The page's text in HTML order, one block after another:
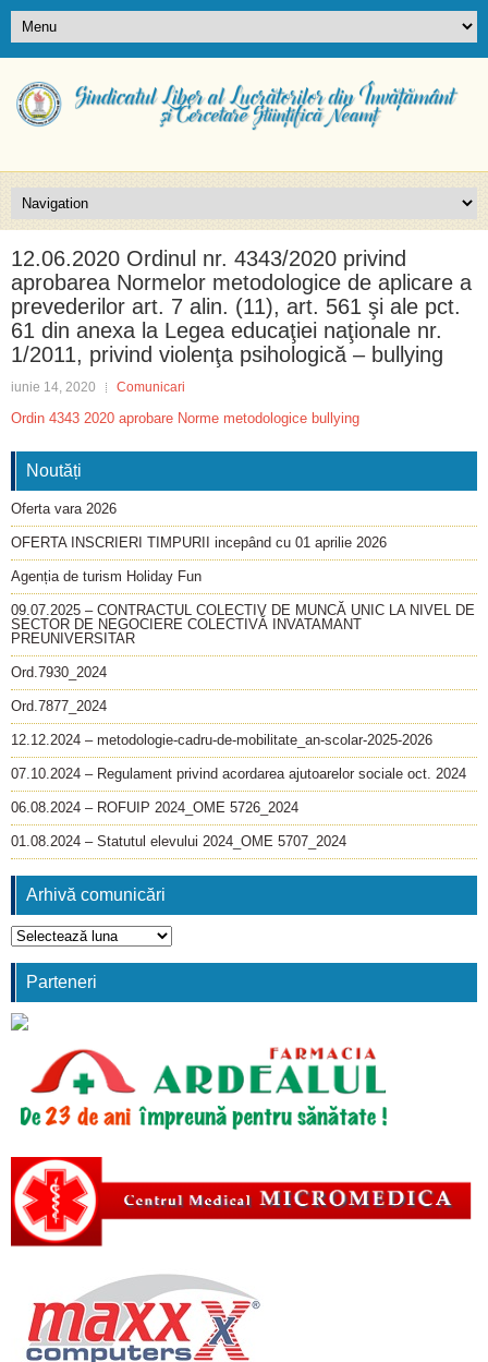
12.06.2020 Ordinul nr. 4343/2020 privind
aprobarea Normelor metodologice de aplicare a
prevederilor art. 7 alin. (11), art. 561 şi ale pct.
61 din anexa la Legea educaţiei naţionale nr.
1/2011, privind violenţa psihologică – bullying
iunie 14, 2020 Comunicari
Ordin 4343 2020 aprobare Norme metodologice bullying
Noutăți
Oferta vara 2026
OFERTA INSCRIERI TIMPURII incepând cu 01 aprilie 2026
Agenția de turism Holiday Fun
09.07.2025 – CONTRACTUL COLECTIV DE MUNCĂ UNIC LA NIVEL DE
SECTOR DE NEGOCIERE COLECTIVĂ INVATAMANT
PREUNIVERSITAR
Ord.7930_2024
Ord.7877_2024
12.12.2024 – metodologie-cadru-de-mobilitate_an-scolar-2025-2026
07.10.2024 – Regulament privind acordarea ajutoarelor sociale oct. 2024
06.08.2024 – ROFUIP 2024_OME 5726_2024
01.08.2024 – Statutul elevului 2024_OME 5707_2024
Arhivă comunicări
Arhivă
comunicări
Parteneri